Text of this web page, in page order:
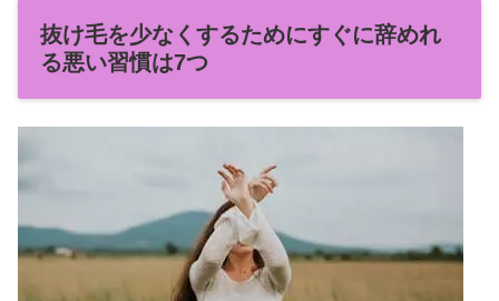
抜け毛を少なくするためにすぐに辞めれ
る悪い習慣は7つ